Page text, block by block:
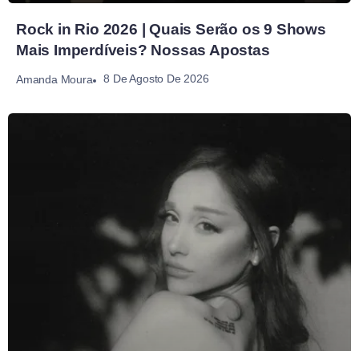
Rock in Rio 2026 | Quais Serão os 9 Shows
Mais Imperdíveis? Nossas Apostas
Amanda Moura 8 De Agosto De 2026